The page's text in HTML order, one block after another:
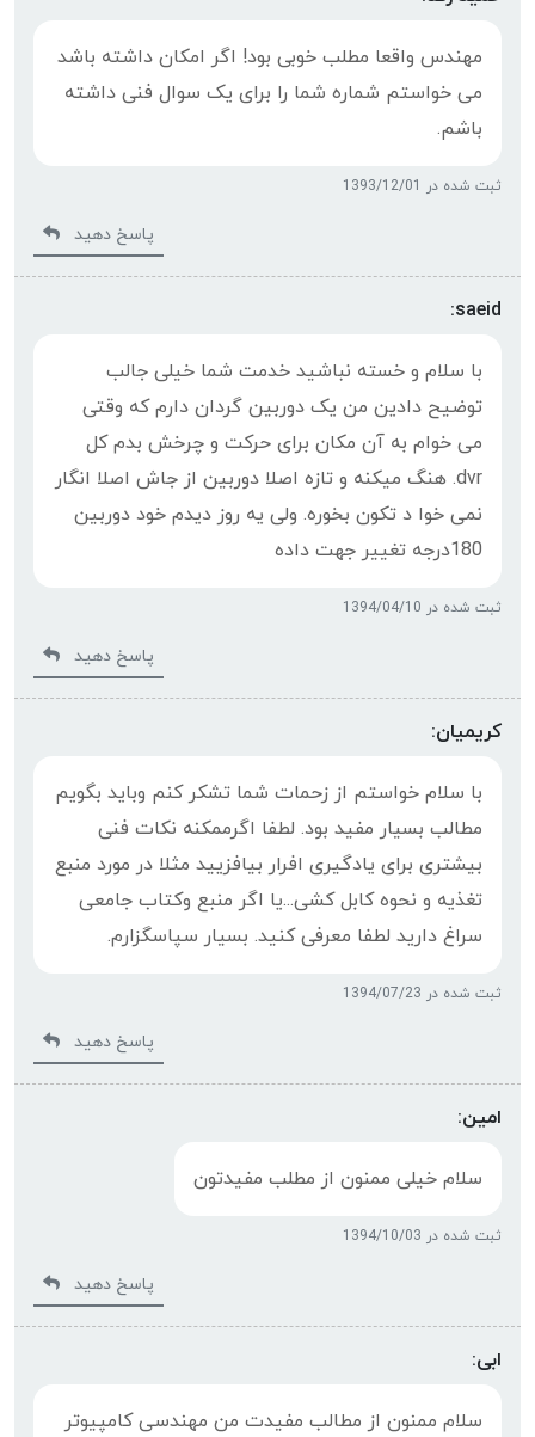
مهندس واقعا مطلب خوبی بود! اگر امکان داشته باشد
می خواستم شماره شما را برای یک سوال فنی داشته
باشم.
ثبت شده در 1393/12/01
پاسخ دهید
saeid:
با سلام و خسته نباشید خدمت شما خیلی جالب
توضیح دادین من یک دوربین گردان دارم که وقتی
می خوام به آن مکان برای حرکت و چرخش بدم کل
dvr. هنگ میکنه و تازه اصلا دوربین از جاش اصلا انگار
نمی خوا د تکون بخوره. ولی یه روز دیدم خود دوربین
180درجه تغییر جهت داده
ثبت شده در 1394/04/10
پاسخ دهید
کریمیان:
با سلام خواستم از زحمات شما تشکر کنم وباید بگویم
مطالب بسیار مفید بود. لطفا اگرممکنه نکات فنی
بیشتری برای یادگیری افرار بیافزیید مثلا در مورد منبع
تغذیه و نحوه کابل کشی...یا اگر منبع وکتاب جامعی
سراغ دارید لطفا معرفی کنید. بسیار سپاسگزارم.
ثبت شده در 1394/07/23
پاسخ دهید
امین:
سلام خیلی ممنون از مطلب مفیدتون
ثبت شده در 1394/10/03
پاسخ دهید
ابی:
سلام ممنون از مطالب مفیدت من مهندسی کامپیوتر